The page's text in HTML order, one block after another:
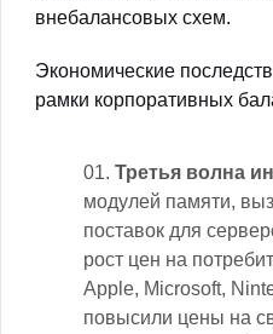
внебалансовых схем.
Экономические
рамки корпоративных
Третья волна
модулей памяти,
поставок для
рост цен на
Apple, Microsoft,
повысили цены на